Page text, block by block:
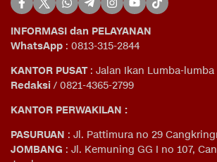
INFORMASI dan PELAYANAN
WhatsApp : 0813-315-2844
KANTOR PUSAT: Jalan Ikan Lumba-lumba
Redaksi / 0821-4365-2799
KANTOR PERWAKILAN :
PASURUAN : Jl. Pattimura no 29
JOMBANG : Jl. Kemuning GG I no 107,